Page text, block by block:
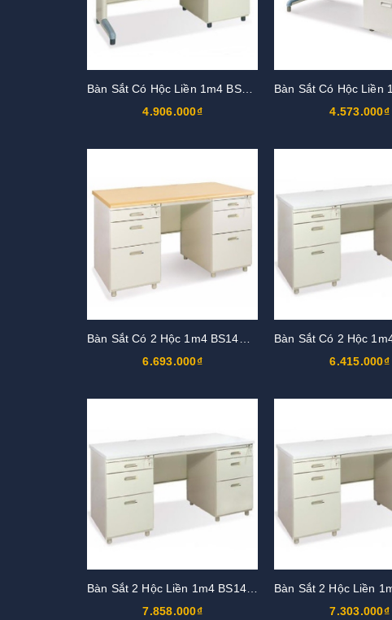
Bàn Sắt Có Hộc Liền 1m4 BS14HK3-LV
4.906.000₫
4.573.000₫
6.693.000₫
6.415.000₫
Bàn Sắt 2 Hộc Liền 1m4 BS14H-LG
7.858.000₫
7.303.000₫